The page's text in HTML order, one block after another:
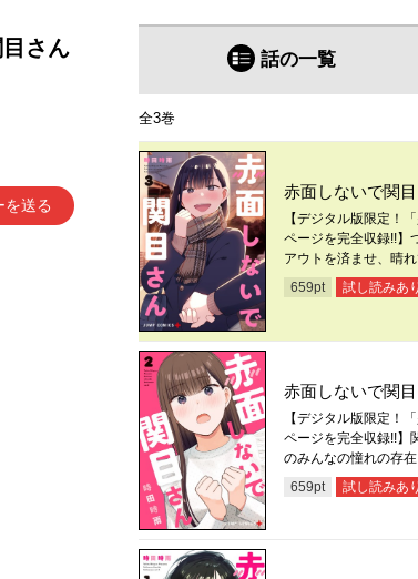
さん
を送る
話の一覧
全3巻
赤面しないで関
【デジタル版限定！
ページを完全収録!!】
アウトを済ませ、晴
659pt 試し読みあり
赤面しないで関
【デジタル版限定！
ページを完全収録!!】
のみんなの憧れの存
659pt 試し読みあり